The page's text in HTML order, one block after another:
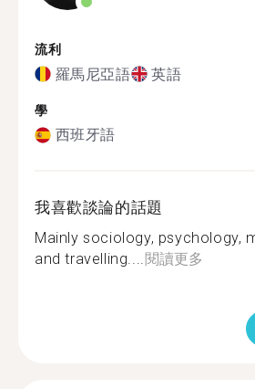
流利
羅馬尼亞語 英語
學
西班牙語
我喜歡談論的話題
Mainly sociology, psychology,
and travelling....閱讀更多